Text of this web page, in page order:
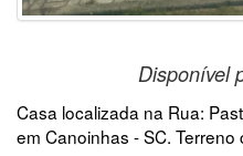
Disponível
Casa localizada na Rua:
em Canoinhas - SC.